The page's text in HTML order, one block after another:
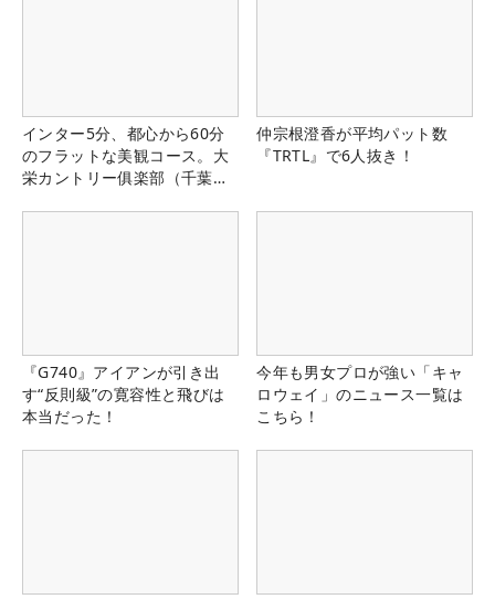
インター5分、都心から60分
のフラットな美観コース。大
栄カントリー俱楽部（千葉
仲宗根澄香が平均パット数
『TRTL』で6人抜き！
『G740』アイアンが引き出
す“反則級”の寛容性と飛びは
本当だった！
今年も男女プロが強い「キャ
ロウェイ」のニュース一覧は
こちら！